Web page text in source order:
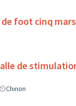
foot cinq
de
Chinon